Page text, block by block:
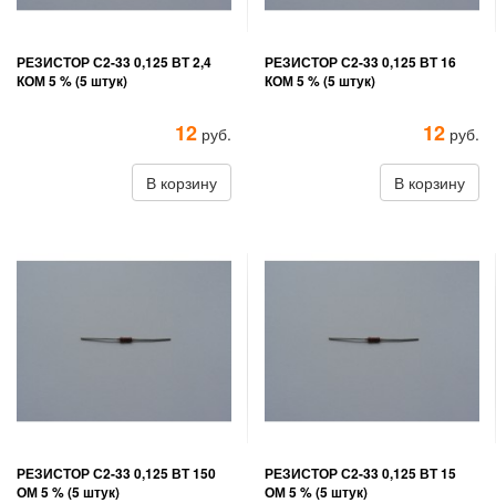
РЕЗИСТОР С2-33 0,125 ВТ 2,4
КОМ 5 % (5 штук)
12 руб.
В корзину
РЕЗИСТОР С2-33 0,125 ВТ 16
КОМ 5 % (5 штук)
12 руб.
В корзину
РЕЗИСТОР С2-33 0,125 ВТ 150
ОМ 5 % (5 штук)
РЕЗИСТОР С2-33 0,125 ВТ 15
ОМ 5 % (5 штук)